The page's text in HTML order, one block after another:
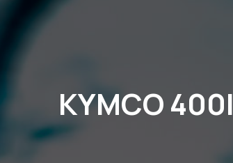
KYMCO 400I